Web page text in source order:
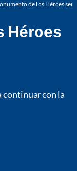
de Los Héroes
Héroes
continuar con la